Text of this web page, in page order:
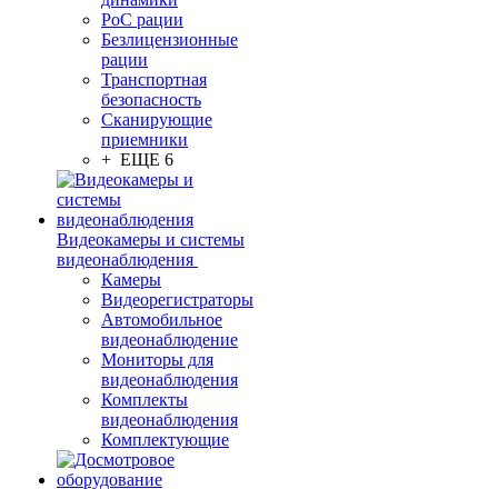
PoC рации
Безлицензионные
рации
Транспортная
безопасность
Сканирующие
приемники
+ ЕЩЕ 6
Видеокамеры и системы
видеонаблюдения
Камеры
Видеорегистраторы
Автомобильное
видеонаблюдение
Мониторы для
видеонаблюдения
Комплекты
видеонаблюдения
Комплектующие